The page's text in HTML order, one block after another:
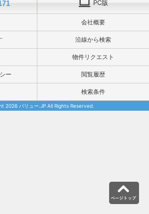
PC版
会社概要
沿線から検索
物件リクエスト
ー 閲覧履歴
検索条件
2026 バリュー.JP All Rights Reserved.